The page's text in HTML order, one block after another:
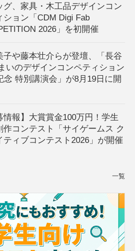
グ、家具・木工品デザインコン
ション「CDM Digi Fab
2026」を初開催
子や藤本壮介らが登壇、「長谷
いのデザインコンペティション
念 特別講演会」が8月19日に開
情報】大賞賞金100万円！学生
作コンテスト「サイゲームス ク
ティブコンテスト2026」が開催
一覧